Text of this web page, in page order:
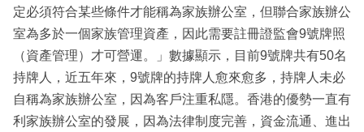
定必須符合某些條件才能稱為家族辦公室，但聯合家族辦公
室為多於一個家族管理資產，因此需要註冊證監會9號牌照
（資產管理）才可營運。」數據顯示，目前9號牌共有50名
持牌人，近五年來，9號牌的持牌人愈來愈多，持牌人未必
自稱為家族辦公室，因為客戶注重私隱。香港的優勢一直有
利家族辦公室的發展，因為法律制度完善，資金流通、進出